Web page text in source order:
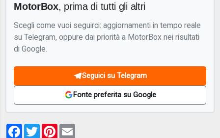
MotorBox, prima di tutti gli altri
Scegli come vuoi seguirci: aggiornamenti in tempo reale
su Telegram, oppure dai priorità a MotorBox nei risultati
di Google.
Seguici su Telegram
Fonte preferita su Google
Facebook
TwitterPinterest